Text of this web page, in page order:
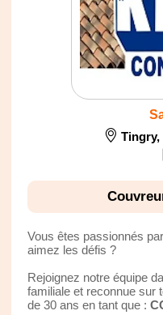
Tingry,
Vous êtes passionnés
aimez les défis ?
Rejoignez notre équipe
familiale et reconnue sur
de 30 ans en tant que :